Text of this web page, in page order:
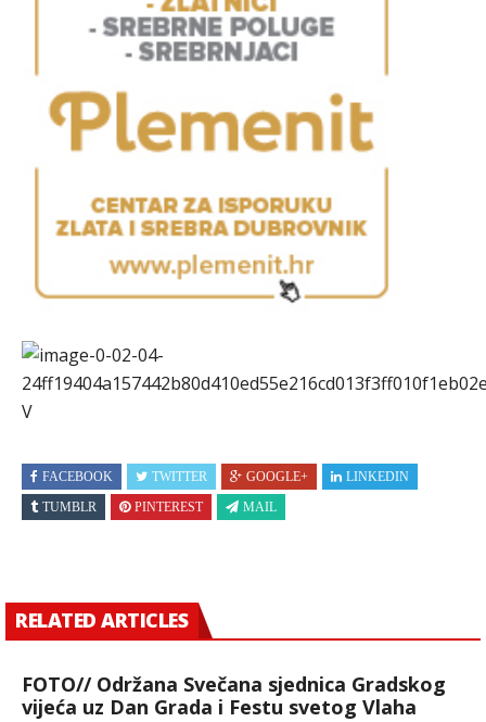
FACEBOOK TWITTER GOOGLE+
LINKEDIN
TUMBLR
PINTEREST MAIL
RELATED ARTICLES
FOTO// Održana Svečana sjednica Gradskog
vijeća uz Dan Grada i Festu svetog Vlaha